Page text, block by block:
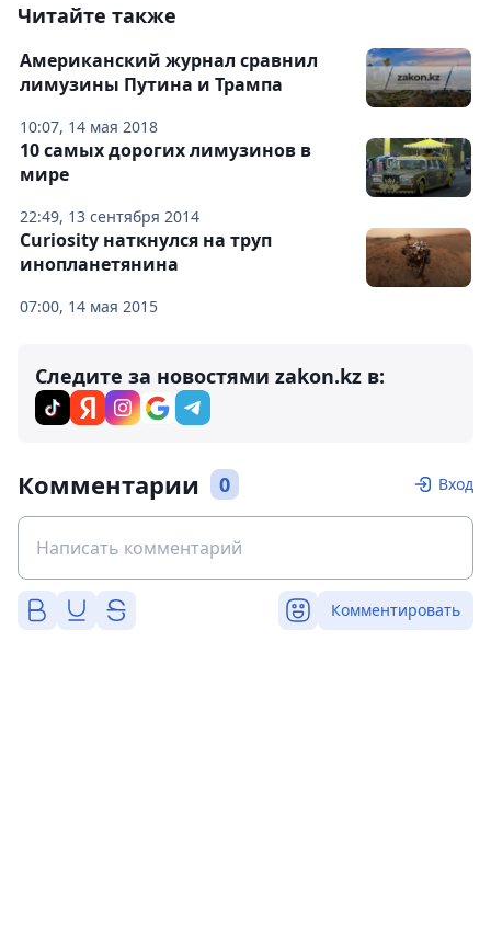
Читайте также
10:07, 14 мая 2018
Американский журнал сравнил
лимузины Путина и Трампа
22:49, 13 сентября 2014
10 самых дорогих лимузинов в
мире
07:00, 14 мая 2015
Curiosity наткнулся на труп
инопланетянина
Следите за новостями zakon.kz в:
Комментарии 0 Вход
Комментировать